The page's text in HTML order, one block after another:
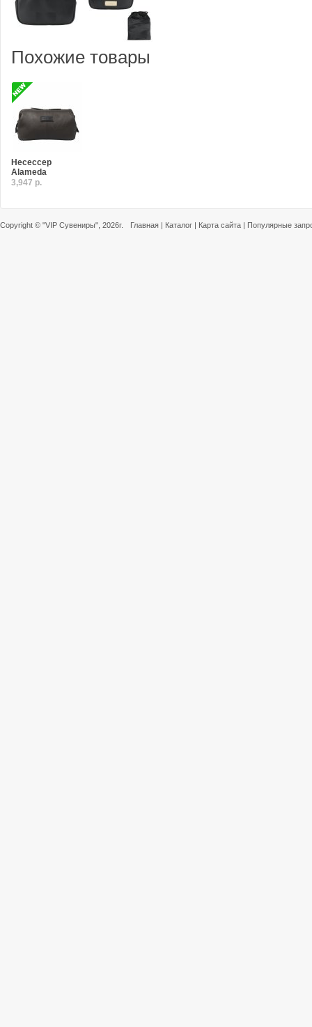
Похожие товары
Несессер
Alameda
3,947 р.
Copyright © "VIP Сувениры" , 2026г. Главная | Каталог | Карта сайта | Популярные